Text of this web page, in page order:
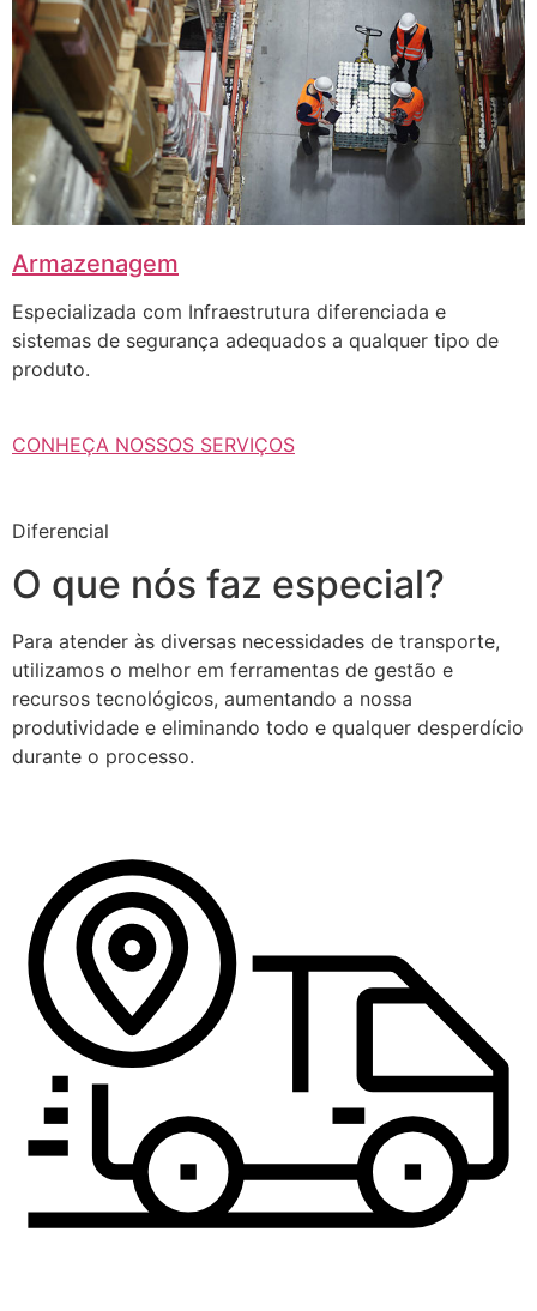
Armazenagem
Especializada com Infraestrutura diferenciada e
sistemas de segurança adequados a qualquer tipo de
produto.
CONHEÇA NOSSOS SERVIÇOS
Diferencial
O que nós faz especial?
Para atender às diversas necessidades de transporte,
utilizamos o melhor em ferramentas de gestão e
recursos tecnológicos, aumentando a nossa
produtividade e eliminando todo e qualquer desperdício
durante o processo.